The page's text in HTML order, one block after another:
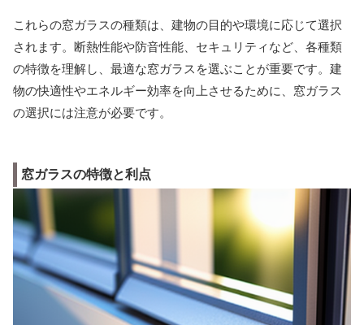
これらの窓ガラスの種類は、建物の目的や環境に応じて選択
されます。断熱性能や防音性能、セキュリティなど、各種類
の特徴を理解し、最適な窓ガラスを選ぶことが重要です。建
物の快適性やエネルギー効率を向上させるために、窓ガラス
の選択には注意が必要です。
窓ガラスの特徴と利点